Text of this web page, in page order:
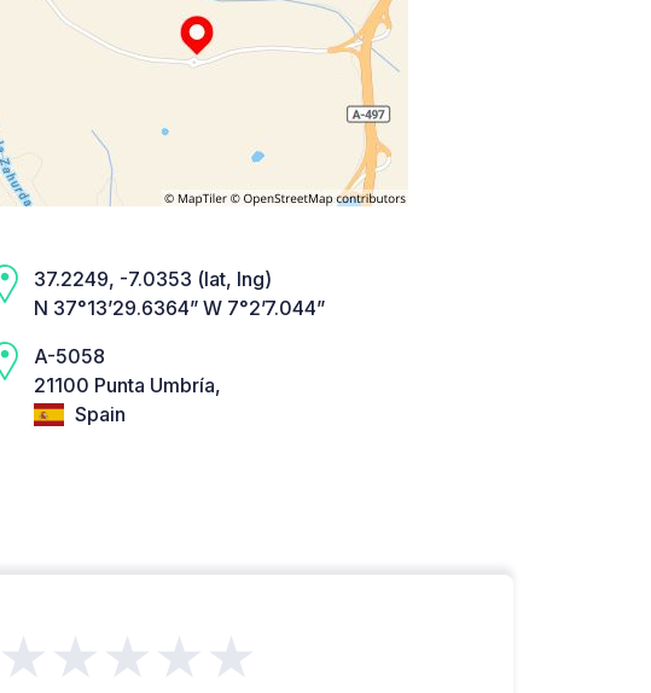
37.2249, -7.0353 (lat, lng)
N 37°13’29.6364” W 7°2’7.044”
A-5058
21100 Punta Umbría,
Spain
★★★★★